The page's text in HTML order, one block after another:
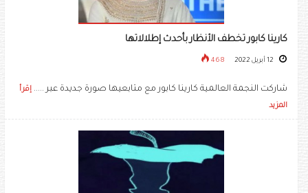
كارينا كابور تخطف الأنظار بأحدث إطلالاتها
468
شاركت النجمة العالمية ​كارينا كابور​ مع متابعيها صورة جديدة عبر ..... إقرأ
المزيد